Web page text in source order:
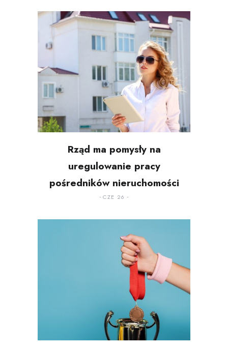
Rząd ma pomysły na
uregulowanie pracy
pośredników nieruchomości
CZE 26